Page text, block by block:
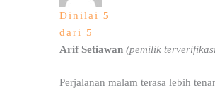
Dinilai 5
dari 5
Arif Setiawan (pemilik
Perjalanan malam terasa lebih